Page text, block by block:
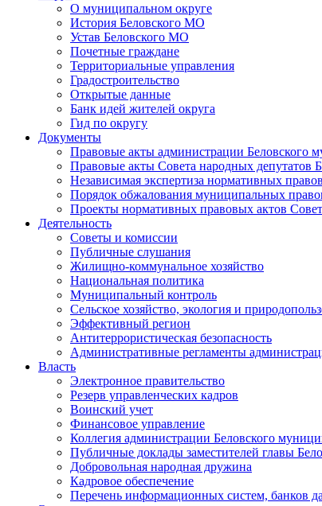
О муниципальном округе
История Беловского МО
Устав Беловского МО
Почетные граждане
Территориальные управления
Градостроительство
Открытые данные
Банк идей жителей округа
Гид по округу
Документы
Правовые акты администрации Беловского
Правовые акты Совета народных депутатов
Независимая экспертиза нормативных
Порядок обжалования муниципальных
Проекты нормативных правовых актов
Деятельность
Советы и комиссии
Публичные слушания
Жилищно-коммунальное хозяйство
Национальная политика
Муниципальный контроль
Сельское хозяйство, экология и
Эффективный регион
Антитеррористическая безопасность
Административные регламенты
Власть
Электронное правительство
Резерв управленческих кадров
Воинский учет
Финансовое управление
Коллегия администрации Беловского
Публичные доклады заместителей главы
Добровольная народная дружина
Кадровое обеспечение
Перечень информационных систем, банков